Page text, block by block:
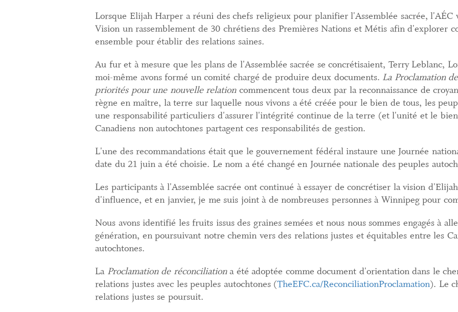
Lorsque Elijah Harper a réuni des chefs religieux pour planifier l'Assemblée sacrée, l'AÉC
Vision un rassemblement de 30 chrétiens des Premières Nations et Métis afin d'explorer
ensemble pour établir des relations saines.
Au fur et à mesure que les plans de l'Assemblée sacrée se concrétisaient, Terry Leblanc,
moi-même avons formé un comité chargé de produire deux documents. La Proclamation
priorités pour une nouvelle relationcommencent tous deux par la reconnaissance de
règne en maître, la terre sur laquelle nous vivons a été créée pour le bien de tous, les
une responsabilité particuliers d'assurer l'intégrité continue de la terre (et l'unité et le
Canadiens non autochtones partagent ces responsabilités de gestion.
L'une des recommandations était que le gouvernement fédéral instaure une Journée
date du 21 juin a été choisie. Le nom a été changé en Journée nationale des peuples
Les participants à l'Assemblée sacrée ont continué à essayer de concrétiser la vision
d'influence, et en janvier, je me suis joint à de nombreuses personnes à Winnipeg pour
Nous avons identifié les fruits issus des graines semées et nous nous sommes engagés à
génération, en poursuivant notre chemin vers des relations justes et équitables entre les
autochtones.
La Proclamation de réconciliationa été adoptée comme document d'orientation dans le
relations justes avec les peuples autochtones (TheEFC.ca/ReconciliationProclamation). Le
relations justes se poursuit.